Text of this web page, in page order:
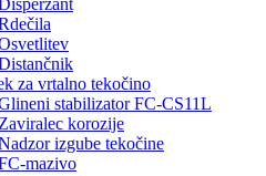
za vrtalno tekočino
stabilizator FC-CS11L
Zaviralec korozije
izgube tekočine
mazivo